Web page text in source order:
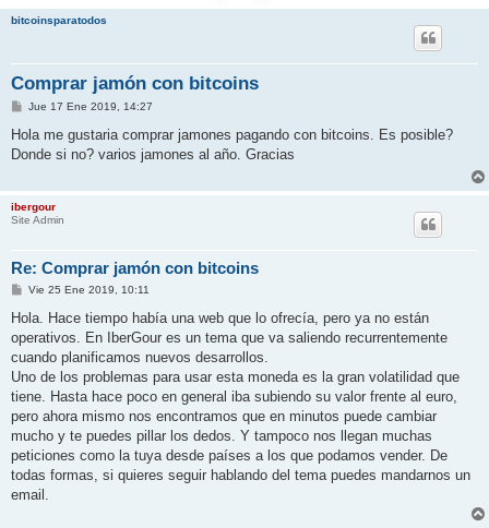
bitcoinsparatodos
Comprar jamón con bitcoins
M
n
a
Jue 17 Ene 2019, 14:27
Hola me gustaria comprar jamones pagando con bitcoins. Es posible?
Donde si no? varios jamones al año. Gracias
ibergour
Site Admin
Re: Comprar jamón con bitcoins
M
n
a
j
Vie 25 Ene 2019, 10:11
Hola. Hace tiempo había una web que lo ofrecía, pero ya no están
operativos. En IberGour es un tema que va saliendo recurrentemente
cuando planificamos nuevos desarrollos.
Uno de los problemas para usar esta moneda es la gran volatilidad que
tiene. Hasta hace poco en general iba subiendo su valor frente al euro,
pero ahora mismo nos encontramos que en minutos puede cambiar
mucho y te puedes pillar los dedos. Y tampoco nos llegan muchas
peticiones como la tuya desde países a los que podamos vender. De
todas formas, si quieres seguir hablando del tema puedes mandarnos un
email.